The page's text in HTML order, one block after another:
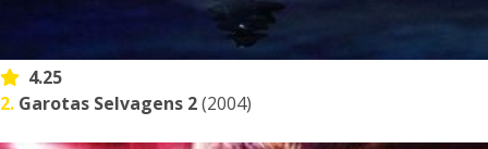
4.25
2. Garotas Selvagens 2(2004)